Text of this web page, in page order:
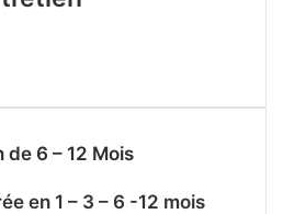
6 – 12 Mois
en 1 – 3 – 6 -12 mois